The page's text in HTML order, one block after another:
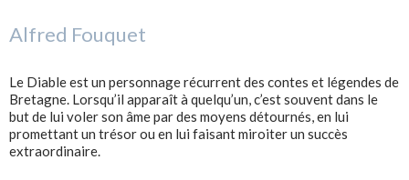
Alfred Fouquet
Le Diable est un personnage récurrent des contes et légendes de
Bretagne. Lorsqu’il apparaît à quelqu’un, c’est souvent dans le
but de lui voler son âme par des moyens détournés, en lui
promettant un trésor ou en lui faisant miroiter un succès
extraordinaire.